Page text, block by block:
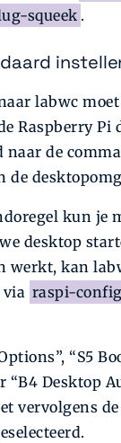
squeek .
labwc
Raspberry Pi
naar de
de
kun je
desktop
werkt, kan
via raspi-config
“S5
“B4 Desktop
vervolgens